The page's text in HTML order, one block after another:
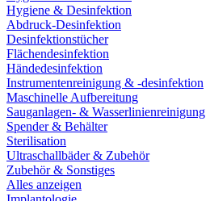
Hygiene & Desinfektion
Abdruck-Desinfektion
Desinfektionstücher
Flächendesinfektion
Händedesinfektion
Instrumentenreinigung & -desinfektion
Maschinelle Aufbereitung
Sauganlagen- & Wasserlinienreinigung
Spender & Behälter
Sterilisation
Ultraschallbäder & Zubehör
Zubehör & Sonstiges
Alles anzeigen